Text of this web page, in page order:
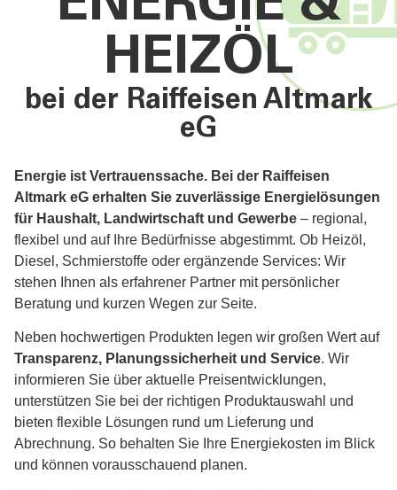
HEIZÖL
bei der Raiffeisen Altmark
eG
Energie ist Vertrauenssache. Bei der Raiffeisen
Altmark eG erhalten Sie zuverlässige Energielösungen
für Haushalt, Landwirtschaft und Gewerbe – regional,
flexibel und auf Ihre Bedürfnisse abgestimmt. Ob Heizöl,
Diesel, Schmierstoffe oder ergänzende Services: Wir
stehen Ihnen als erfahrener Partner mit persönlicher
Beratung und kurzen Wegen zur Seite.
Neben hochwertigen Produkten legen wir großen Wert auf
Transparenz, Planungssicherheit und Service. Wir
informieren Sie über aktuelle Preisentwicklungen,
unterstützen Sie bei der richtigen Produktauswahl und
bieten flexible Lösungen rund um Lieferung und
Abrechnung. So behalten Sie Ihre Energiekosten im Blick
und können vorausschauend planen.